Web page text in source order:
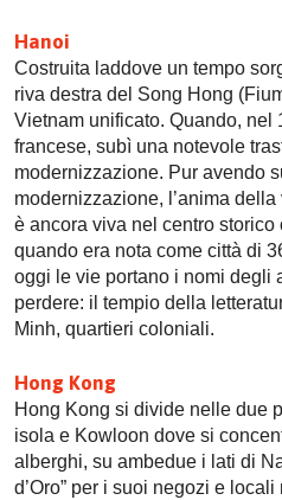
Hanoi
Costruita laddove un tempo
riva destra del Song Hong
Vietnam unificato. Quando, nel
francese, subì una notevole
modernizzazione. Pur avendo
modernizzazione, l’anima
è ancora viva nel centro storico
quando era nota come città di
oggi le vie portano i nomi degli
perdere: il tempio della
Minh, quartieri coloniali.
Hong Kong
Hong Kong si divide nelle due
isola e Kowloon dove si
alberghi, su ambedue i lati di
d’Oro” per i suoi negozi e